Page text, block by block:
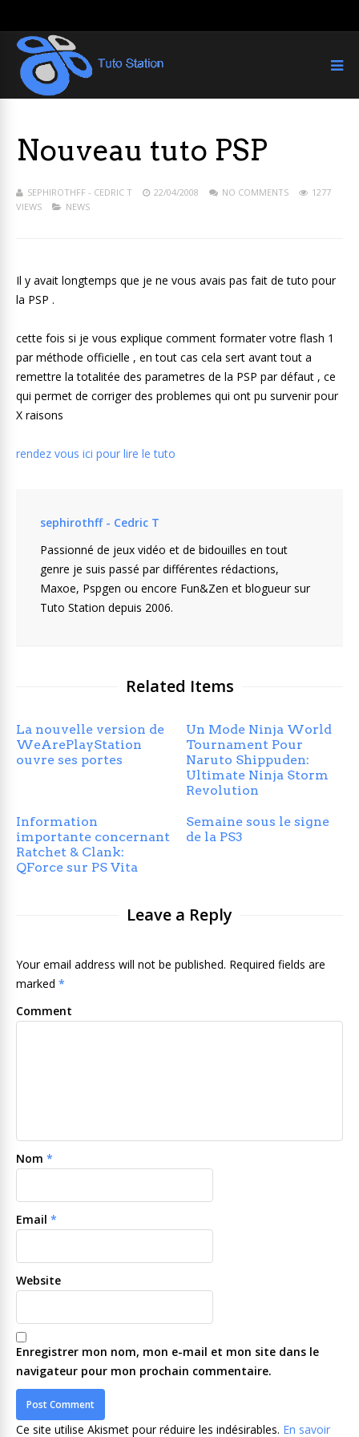
Nouveau tuto PSP
SEPHIROTHFF - CEDRIC T 22/04/2008 NO COMMENTS
1277
VIEWS
NEWS
Il y avait longtemps que je ne vous avais pas fait de tuto pour
la PSP .
cette fois si je vous explique comment formater votre flash 1
par méthode officielle , en tout cas cela sert avant tout a
remettre la totalitée des parametres de la PSP par défaut , ce
qui permet de corriger des problemes qui ont pu survenir pour
X raisons
rendez vous ici pour lire le tuto
sephirothff - Cedric T
Passionné de jeux vidéo et de bidouilles en tout
genre je suis passé par différentes rédactions,
Maxoe, Pspgen ou encore Fun&Zen et blogueur sur
Tuto Station depuis 2006.
Related Items
La nouvelle version de
WeArePlayStation
ouvre ses portes
Un Mode Ninja World
Tournament Pour
Naruto Shippuden:
Ultimate Ninja Storm
Revolution
Information
importante concernant
Ratchet & Clank:
QForce sur PS Vita
Semaine sous le signe
de la PS3
Leave a Reply
Your email address will not be published. Required fields are
marked *
Comment
Nom *
Email *
Website
Enregistrer mon nom, mon e-mail et mon site dans le
navigateur pour mon prochain commentaire.
Ce site utilise Akismet pour réduire les indésirables. En savoir